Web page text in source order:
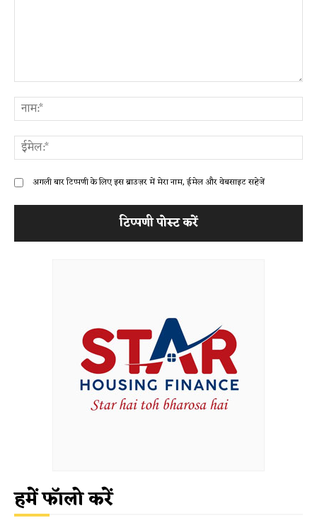
अगली बार टिप्पणी के लिए इस ब्राउज़र में मेरा नाम, ईमेल और वेबसाइट सहेजें
हमें फॉलो करें